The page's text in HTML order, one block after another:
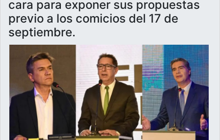
cara para exponer sus propuestas
previo a los comicios del 17 de
septiembre.